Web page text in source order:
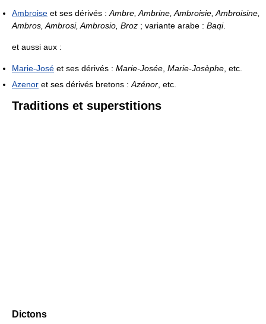
Ambroise et ses dérivés : Ambre, Ambrine, Ambroisie, Ambroisine,
Ambros, Ambrosi, Ambrosio, Broz ; variante arabe : Baqi.
et aussi aux :
Marie-José et ses dérivés : Marie-Josée Marie-Josèphe , etc.
Azenor et ses dérivés bretons : Azénor , etc.
Traditions et superstitions
Dictons